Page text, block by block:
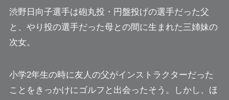
渋野日向子選手は砲丸投・円盤投げの選手だった父
と、やり投の選手だった母との間に生まれた三姉妹の
次女。
小学2年生の時に友人の父がインストラクターだった
ことをきっかけにゴルフと出会ったそう。しかし、ほ